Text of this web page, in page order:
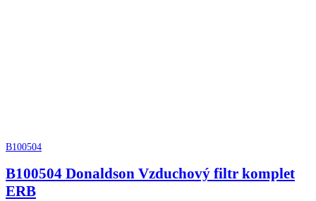
B100504
B100504 Donaldson Vzduchový filtr komplet
ERB